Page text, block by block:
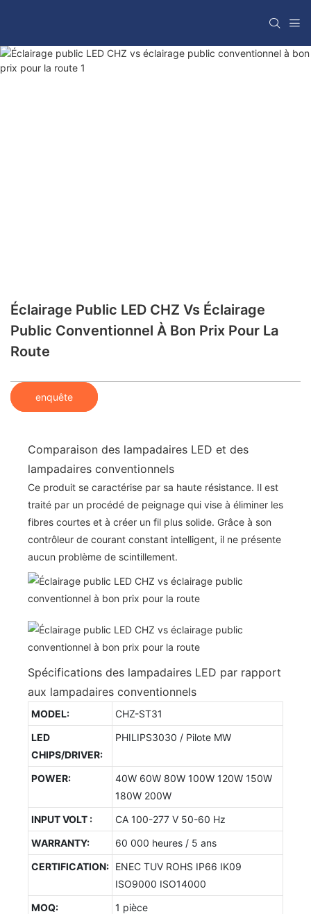
Éclairage Public LED CHZ Vs Éclairage
Public Conventionnel À Bon Prix Pour La
Route
enquête
Comparaison des lampadaires LED et des
lampadaires conventionnels
Ce produit se caractérise par sa haute résistance. Il est
traité par un procédé de peignage qui vise à éliminer les
fibres courtes et à créer un fil plus solide. Grâce à son
contrôleur de courant constant intelligent, il ne présente
aucun problème de scintillement.
Spécifications des lampadaires LED par rapport
aux lampadaires conventionnels
MODEL:
CHZ-ST31
LED
CHIPS/DRIVER:
PHILIPS3030 / Pilote MW
POWER:
40W 60W 80W 100W 120W 150W
180W 200W
INPUT VOLT :
CA 100-277 V 50-60 Hz
WARRANTY:
60 000 heures / 5 ans
CERTIFICATION: ENEC TUV ROHS IP66 IK09
ISO9000 ISO14000
MOQ:
1 pièce